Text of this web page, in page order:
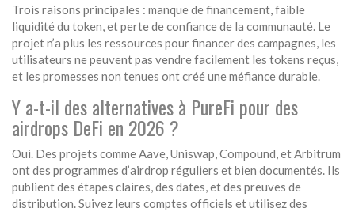
Trois raisons principales : manque de financement, faible
liquidité du token, et perte de confiance de la communauté. Le
projet n’a plus les ressources pour financer des campagnes, les
utilisateurs ne peuvent pas vendre facilement les tokens reçus,
et les promesses non tenues ont créé une méfiance durable.
Y a-t-il des alternatives à PureFi pour des
airdrops DeFi en 2026 ?
Oui. Des projets comme Aave, Uniswap, Compound, et Arbitrum
ont des programmes d’airdrop réguliers et bien documentés. Ils
publient des étapes claires, des dates, et des preuves de
distribution. Suivez leurs comptes officiels et utilisez des